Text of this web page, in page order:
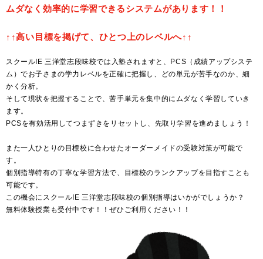
ムダなく効率的に学習できるシステムがあります！！
↑↑高い目標を掲げて、ひとつ上のレベルへ↑↑
スクールIE 三洋堂志段味校では入塾されますと、PCS（成績アップシステ
ム）でお子さまの学力レベルを正確に把握し、どの単元が苦手なのか、細
かく分析。
そして現状を把握することで、苦手単元を集中的にムダなく学習していき
ます。
PCSを有効活用してつまずきをリセットし、先取り学習を進めましょう！
また一人ひとりの目標校に合わせたオーダーメイドの受験対策が可能で
す。
個別指導特有の丁寧な学習方法で、目標校のランクアップを目指すことも
可能です。
この機会にスクールIE 三洋堂志段味校の個別指導はいかがでしょうか？
無料体験授業も受付中です！！ぜひご利用ください！！